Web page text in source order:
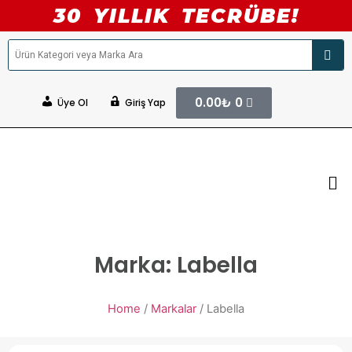
30 YILLIK TECRÜBE!
Üye Ol Giriş Yap 0.00₺ 0
Marka: Labella
Home / Markalar/ Labella